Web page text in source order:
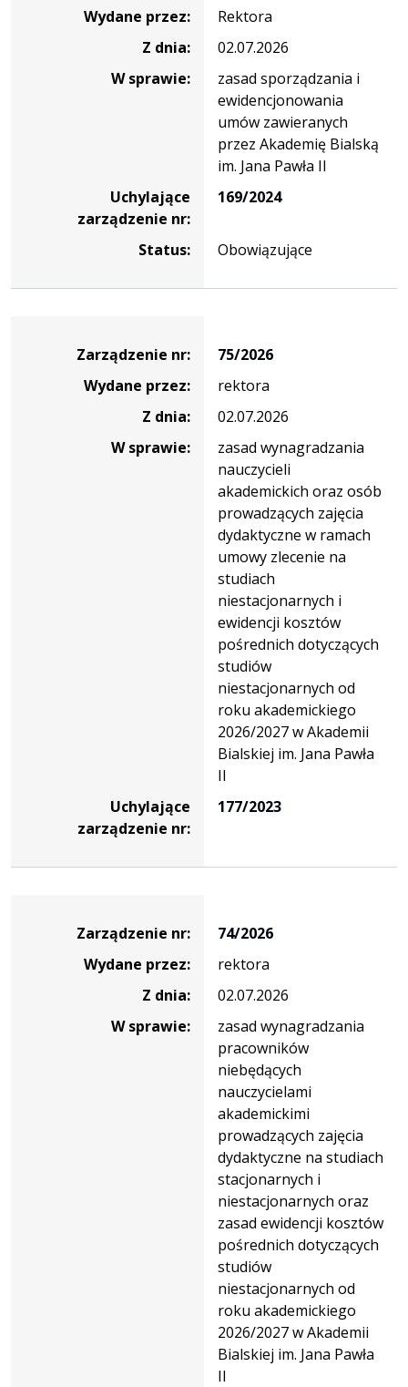
Wydane przez:
Rektora
Z dnia:
02.07.2026
W sprawie:
zasad sporządzania i
ewidencjonowania
umów zawieranych
przez Akademię Bialską
im. Jana Pawła II
Uchylające
zarządzenie nr:
169/2024
Status: Obowiązujące
Zarządzenie nr:
75/2026
Wydane przez:
rektora
Z dnia:
02.07.2026
W sprawie:
zasad wynagradzania
nauczycieli
akademickich oraz osób
prowadzących zajęcia
dydaktyczne w ramach
umowy zlecenie na
studiach
niestacjonarnych i
ewidencji kosztów
pośrednich dotyczących
studiów
niestacjonarnych od
roku akademickiego
2026/2027 w Akademii
Bialskiej im. Jana Pawła
II
Uchylające
zarządzenie nr:
177/2023
Zarządzenie nr:
74/2026
Wydane przez:
rektora
Z dnia:
02.07.2026
W sprawie:
zasad wynagradzania
pracowników
niebędących
nauczycielami
akademickimi
prowadzących zajęcia
dydaktyczne na studiach
stacjonarnych i
niestacjonarnych oraz
zasad ewidencji kosztów
pośrednich dotyczących
studiów
niestacjonarnych od
roku akademickiego
2026/2027 w Akademii
Bialskiej im. Jana Pawła
II